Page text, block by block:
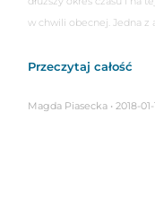
w chwili obecnej. Jedna z
Przeczytaj całość
Magda Piasecka 2018-01-